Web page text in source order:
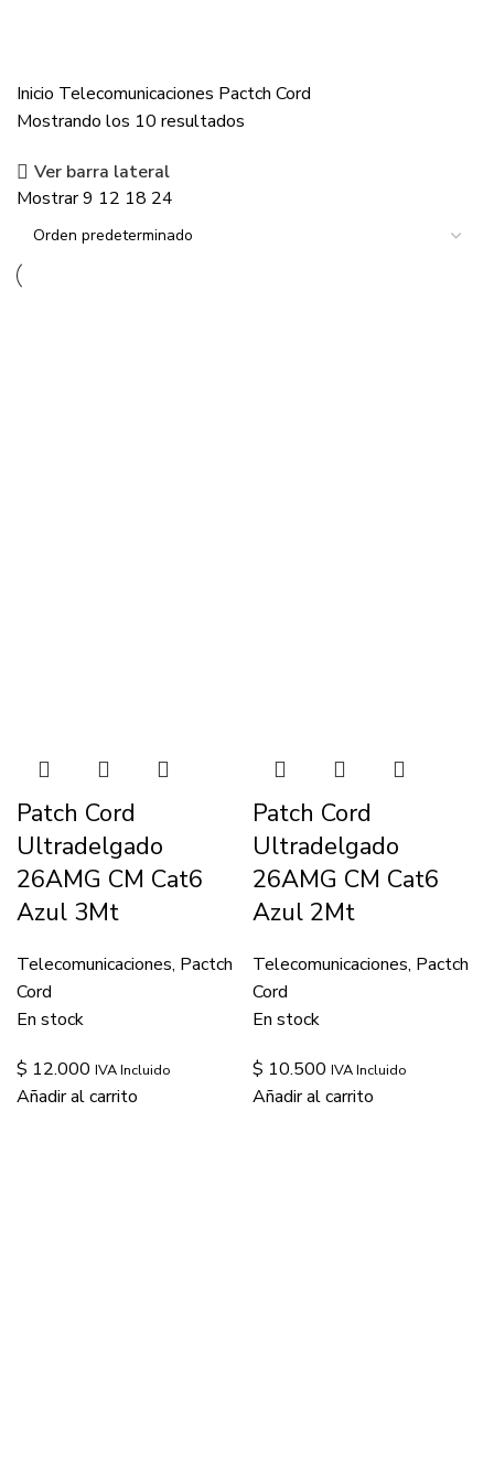
Inicio Telecomunicaciones Pactch Cord
Mostrando los 10 resultados
Ver barra lateral
Mostrar9 12 18 24
Patch Cord
Ultradelgado
26AMG CM Cat6
Azul 3Mt
Telecomunicaciones, Pactch
Cord
En stock
$ 12.000 IVA Incluido
Añadir al carrito
Patch Cord
Ultradelgado
26AMG CM Cat6
Azul 2Mt
Telecomunicaciones, Pactch
Cord
En stock
$ 10.500 IVA Incluido
Añadir al carrito